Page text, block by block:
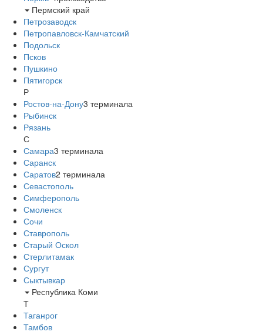
Пермский край
Петрозаводск
Петропавловск-Камчатский
Подольск
Псков
Пушкино
Пятигорск
Р
Ростов-на-Дону3 терминала
Рыбинск
Рязань
С
Самара3 терминала
Саранск
Саратов2 терминала
Севастополь
Симферополь
Смоленск
Сочи
Ставрополь
Старый Оскол
Стерлитамак
Сургут
Сыктывкар
Республика Коми
Т
Таганрог
Тамбов